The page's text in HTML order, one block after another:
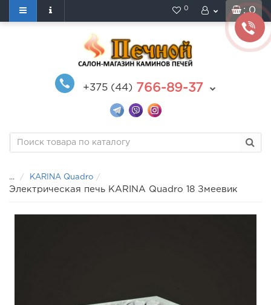
: 0
0
+375 (44) 766-89-37
... KARINA Quadro
Электрическая печь KARINA Quadro 18 Змеевик